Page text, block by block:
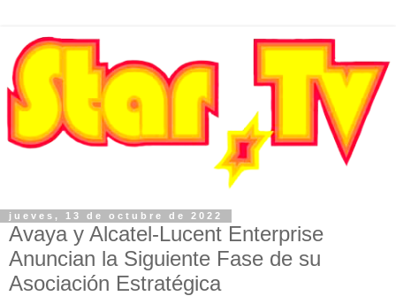
jueves, 13 de octubre de 2022
Avaya y Alcatel-Lucent Enterprise
Anuncian la Siguiente Fase de su
Asociación Estratégica